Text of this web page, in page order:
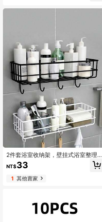
2件套浴室收纳架，壁挂式浴室整理架
（无孔），铁艺浴室壁挂式洗漱用品
架，家居浴室装饰，浴室收纳整理
架，秋季装饰，返校季装饰
NT$33
1其他賣家